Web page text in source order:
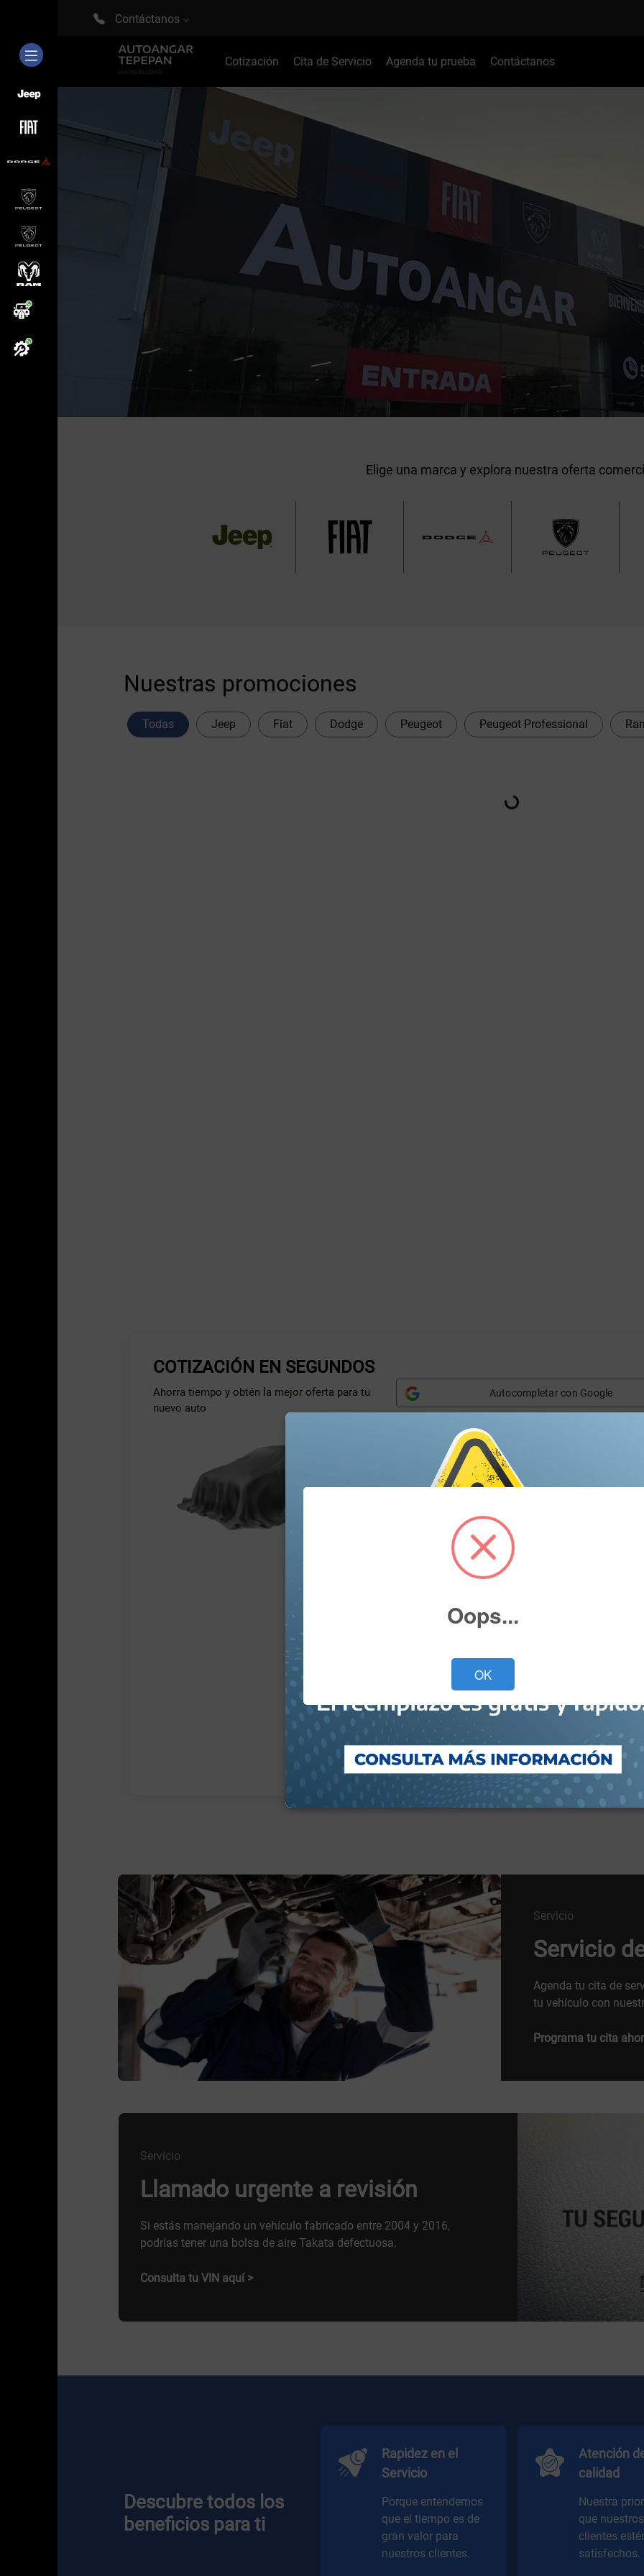
Contáctanos
Cotización Cita de Servicio Agenda tu prueba Contáctanos
Elige una marca y explora nuestra oferta
Nuestras promociones
Todas Jeep Fiat Dodge Peugeot Peugeot Professional
COTIZACIÓN EN SEGUNDOS
Ahorra tiempo y obtén la mejor oferta para tu
nuevo auto
Autocompletar con Google
He leído y acepto elAviso de Privacidad*
Deseo recibir ofertas y novedades.
Cotiza ahora
Servicio
Servicio
Agenda tu cita de
tu vehículo con
Programa tu cita
Servicio
Llamado urgente a revisión
Si estás manejando un vehículo fabricado entre 2004 y 2016,
podrías tener una bolsa de aire Takata defectuosa.
Consulta tu VIN aquí >
Descubre todos los
beneficios para ti
Rapidez en el
Servicio
Porque entendemos
que el tiempo es de
gran valor para
nuestros clientes.
Atención
calidad
Nuestra
que nuestros
clientes
satisfechos.
Oops...
OK